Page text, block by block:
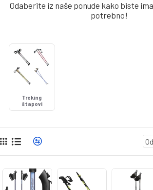
Odaberite iz naše ponude kako biste
potrebno!
Treking
štapovi